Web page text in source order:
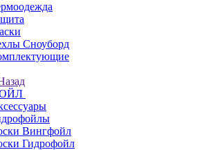
Сноуборд
Вингфойл
Гидрофойл